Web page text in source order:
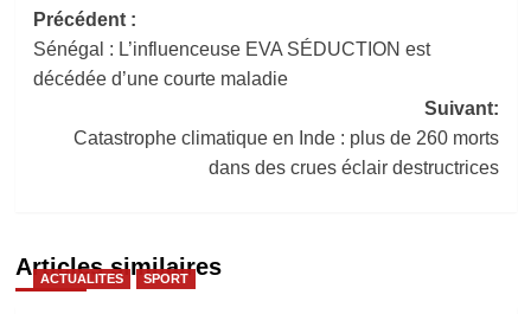
Navigation
d’article
Précédent :
Sénégal : L’influenceuse EVA SÉDUCTION est
décédée d’une courte maladie
Suivant:
Catastrophe climatique en Inde : plus de 260 morts
dans des crues éclair destructrices
Articles similaires
ACTUALITES SPORT